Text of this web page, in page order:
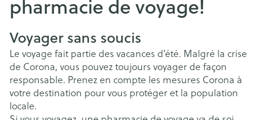
pharmacie de voyage!
Voyager sans soucis
Le voyage fait partie des vacances d’été. Malgré la crise
de Corona, vous pouvez toujours voyager de façon
responsable. Prenez en compte les mesures Corona à
votre destination pour vous protéger et la population
locale.